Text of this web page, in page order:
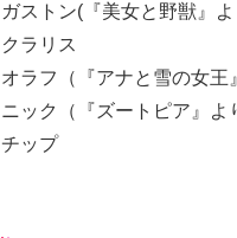
ガストン(『美女と野獣』
クラリス
オラフ（『アナと雪の女王
ニック（『ズートピア』よ
チップ